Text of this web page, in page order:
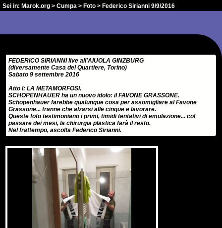
Sei in: Marok.org > Cumpa > Foto > Federico Sirianni 9/9/2016
FEDERICO SIRIANNI live all'AIUOLA GINZBURG
(diversamente Casa del Quartiere, Torino)
Sabato 9 settembre 2016
Atto I: LA METAMORFOSI.
SCHOPENHAUER ha un nuovo idolo: il FAVONE GRASSONE.
Schopenhauer farebbe qualunque cosa per assomigliare al Favone
Grassone... tranne che alzarsi alle cinque e lavorare.
Queste foto testimoniano i primi, timidi tentativi di emulazione... col
passare dei mesi, la chirurgia plastica farà il resto.
Nel frattempo, ascolta Federico Sirianni.